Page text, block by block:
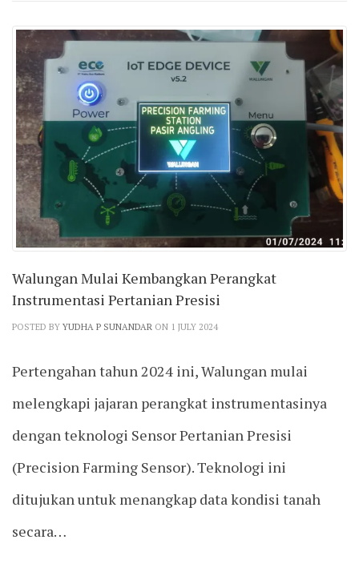
Walungan Mulai Kembangkan Perangkat
Instrumentasi Pertanian Presisi
POSTED BY YUDHA P SUNANDAR ON 1 JULY 2024
Pertengahan tahun 2024 ini, Walungan mulai
melengkapi jajaran perangkat instrumentasinya
dengan teknologi Sensor Pertanian Presisi
(Precision Farming Sensor). Teknologi ini
ditujukan untuk menangkap data kondisi tanah
secara…